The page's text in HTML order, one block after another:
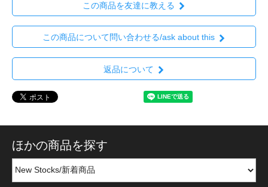
この商品を友達に教える
この商品について問い合わせる/ask about this
返品について
ほかの商品を探す